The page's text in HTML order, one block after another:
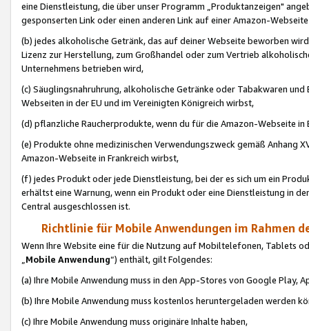
eine Dienstleistung, die über unser Programm „Produktanzeigen"
gesponserten Link oder einen anderen Link auf einer Amazon-
(b) jedes alkoholische Getränk, das auf deiner Webseite beworben
Lizenz zur Herstellung, zum Großhandel oder zum Vertrieb
Unternehmens betrieben wird,
(c) Säuglingsnahruhrung, alkoholische Getränke oder Tabakwaren
Webseiten in der EU und im Vereinigten Königreich wirbst,
(d) pflanzliche Raucherprodukte, wenn du für die Amazon-Webseite in
(e) Produkte ohne medizinischen Verwendungszweck gemäß Anhang
Amazon-Webseite in Frankreich wirbst,
(f) jedes Produkt oder jede Dienstleistung, bei der es sich um ein
erhältst eine Warnung, wenn ein Produkt oder eine Dienstleistung in
Central ausgeschlossen ist.
Richtlinie für Mobile Anwendungen im Rahmen
Wenn Ihre Website eine für die Nutzung auf Mobiltelefonen, Tablets
„Mobile Anwendung“) enthält, gilt Folgendes:
(a) Ihre Mobile Anwendung muss in den App-Stores von Google Play,
(b) Ihre Mobile Anwendung muss kostenlos heruntergeladen werden
(c) Ihre Mobile Anwendung muss originäre Inhalte haben,